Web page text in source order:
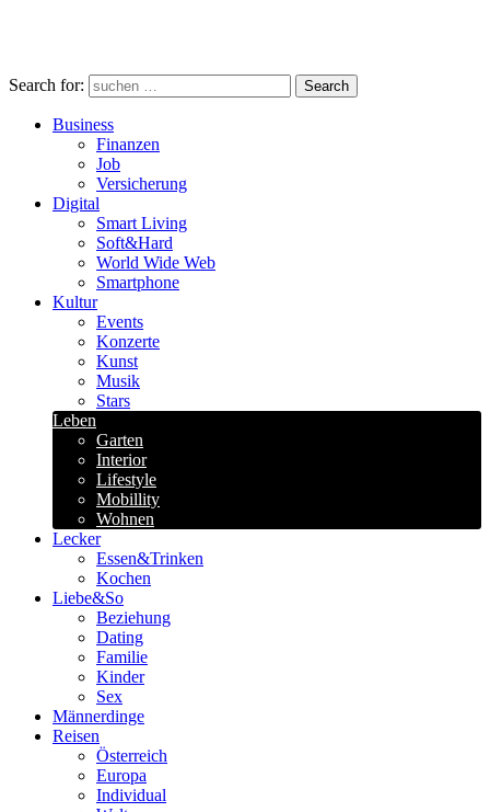
Search for: Search
Business
Finanzen
Job
Versicherung
Digital
Smart Living
Soft&Hard
World Wide Web
Smartphone
Kultur
Events
Konzerte
Kunst
Musik
Stars
Leben
Garten
Interior
Lifestyle
Mobillity
Wohnen
Lecker
Essen&Trinken
Kochen
Liebe&So
Beziehung
Dating
Familie
Kinder
Sex
Männerdinge
Reisen
Österreich
Europa
Individual